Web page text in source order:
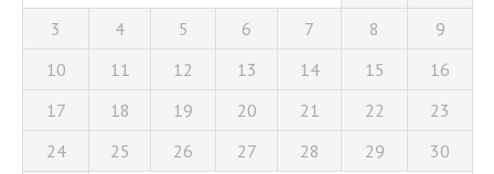
3
4 5 6 7 8
9
10
11 12 13 14 15
16
17
18 19 20 21 22
23
24
25 26 27 28 29
30